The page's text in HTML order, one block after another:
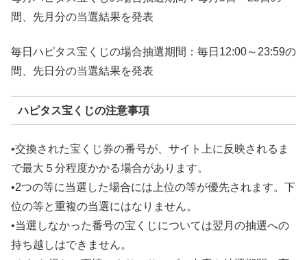
間、先月分の当選結果を発表
毎日ハピタス宝くじの場合抽選期間：毎日12:00～23:59の
間、先日分の当選結果を発表
ハピタス宝くじの注意事項
•交換された宝くじ券の番号が、サイト上に反映されるま
で最大５分程度かかる場合があります。
•2つの等に当選した場合には上位の等が優先されます。下
位の等と重複の当選にはなりません。
•当選しなかった番号の宝くじについては翌月の抽選への
持ち越しはできません。